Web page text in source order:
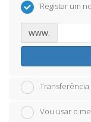
Registar um
www.
Vou usar o